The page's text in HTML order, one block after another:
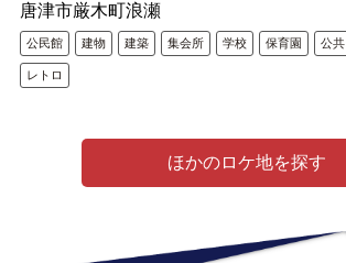
唐津市厳木町浪瀬
公民館 建物 建築 集会所 学校 保育園 公共
レトロ
ほかのロケ地を探す